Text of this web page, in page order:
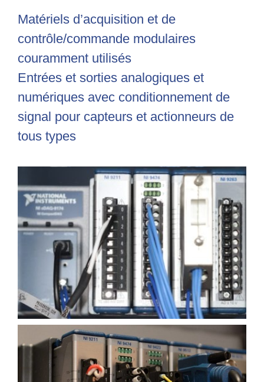
Matériels d’acquisition et de
contrôle/commande modulaires
couramment utilisés
Entrées et sorties analogiques et
numériques avec conditionnement de
signal pour capteurs et actionneurs de
tous types